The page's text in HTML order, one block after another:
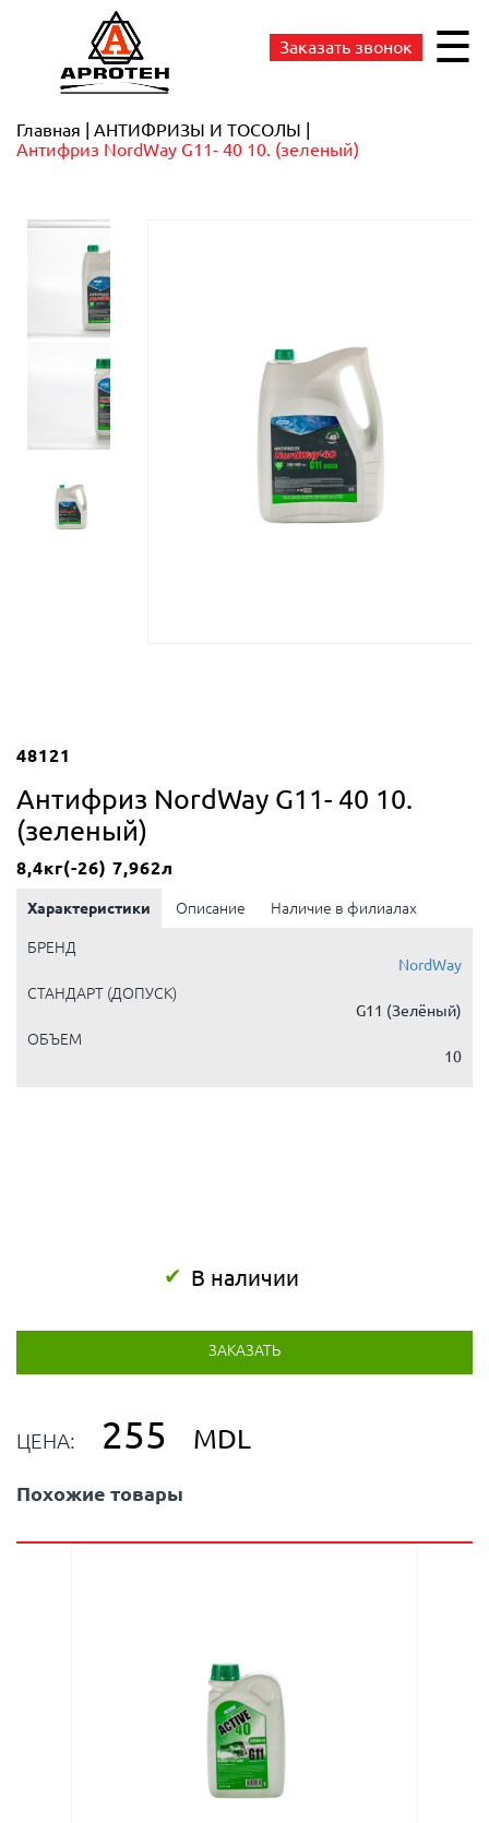
Заказать звонок ☰
Главная
АНТИФРИЗЫ И ТОСОЛЫ
Антифриз NordWay G11- 40 10. (зеленый)
48121
Антифриз NordWay G11- 40 10.
(зеленый)
8,4кг(-26) 7,962л
Характеристики Описание Наличие в филиалах
БРЕНД
NordWay
СТАНДАРТ (ДОПУСК)
G11 (Зелёный)
ОБЪЕМ
10
В наличии
ЗАКАЗАТЬ
ЦЕНА: 255 MDL
Похожие товары